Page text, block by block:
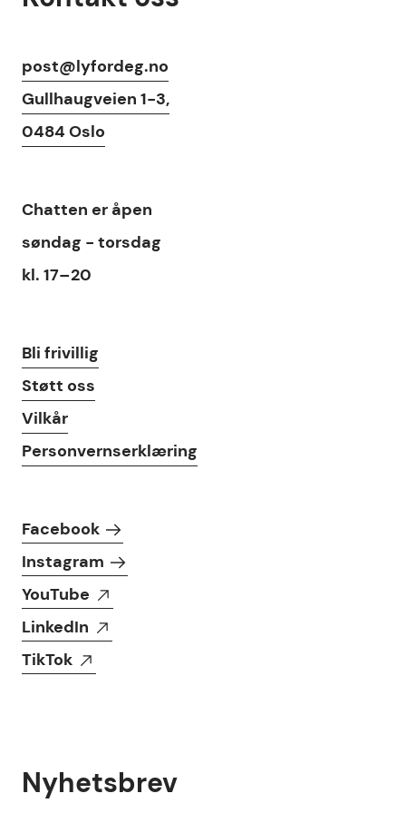
Kontaktinfo
post@lyfordeg.no
Gullhaugveien 1-3,
0484 Oslo
Chat
Chatten er åpen
søndag - torsdag
kl. 17–20
Lenker
Bli frivillig
Støtt oss
Vilkår
Personvernserklæring
Følg oss i sosiale medier
Facebook
Instagram
YouTube
LinkedIn
TikTok
Nyhetsbrev